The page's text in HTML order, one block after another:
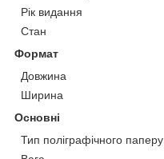
Рік видання
Стан
Формат
Довжина
Ширина
Основні
Тип поліграфічного паперу